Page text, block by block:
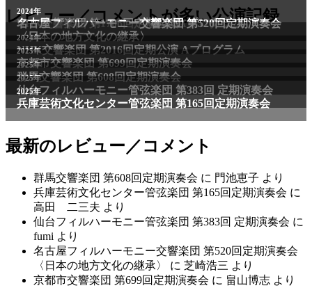
レビュー／コメントが多い公演記録
2011年
NHK交響楽団 第1706回定期公演Aプログラム
2024年
名古屋フィルハーモニー交響楽団 第520回定期演奏会
〈日本の地方文化の継承〉
2024年
NHK交響楽団 第2016回定期公演 Aプログラム
2025年
京都市交響楽団 第699回定期演奏会
2025年
群馬交響楽団 第608回定期演奏会
2025年
仙台フィルハーモニー管弦楽団 第383回 定期演奏会
2025年
兵庫芸術文化センター管弦楽団 第165回定期演奏会
最新のレビュー／コメント
群馬交響楽団 第608回定期演奏会 に 門池恵子 より
兵庫芸術文化センター管弦楽団 第165回定期演奏会 に
高田 二三夫 より
仙台フィルハーモニー管弦楽団 第383回 定期演奏会 に
fumi より
名古屋フィルハーモニー交響楽団 第520回定期演奏会
〈日本の地方文化の継承〉
に 芝崎浩三 より
京都市交響楽団 第699回定期演奏会 に 畠山博志 より